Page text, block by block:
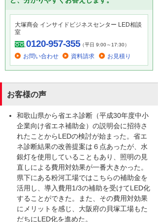
大塚商会 インサイドビジネスセンター LED相談
室
0120-957-355（平日 9:00～17:30）
お問い合わせ 資料請求 お見積り
お客様の声
和歌山県から省エネ診断（平成30年度中小
企業向け省エネ補助金）の説明会に招待さ
れたことからLEDの検討が始まった。省エ
ネ診断結果の改善提案は６点あったが、水
銀灯を使用していることもあり、照明の見
直しによる費用対効果が一番大きかった。
県下にある粉河工場ではこちらの補助金を
活用し、導入費用1/3の補助を受けてLED化
することができた。また、その費用対効果
にメリットを感じ、大阪府の貝塚工場もた
だちにLED化を進めた。